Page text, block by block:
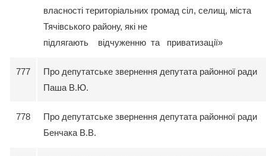
власності територіальних громад сіл, селищ, міста
Тячівського району, які не
підлягають відчуженню та приватизації»
777
Про депутатське звернення депутата районної ради
Паша В.Ю.
778
Про депутатське звернення депутата районної ради
Бенчака В.В.